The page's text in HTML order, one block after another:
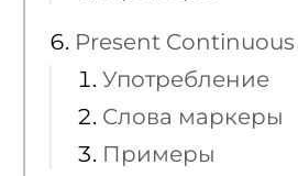
Present Continuous
Употребление
Слова маркеры
Примеры